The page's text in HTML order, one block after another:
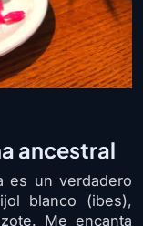
ancestral
es un verdadero
blanco (ibes),
Me encanta